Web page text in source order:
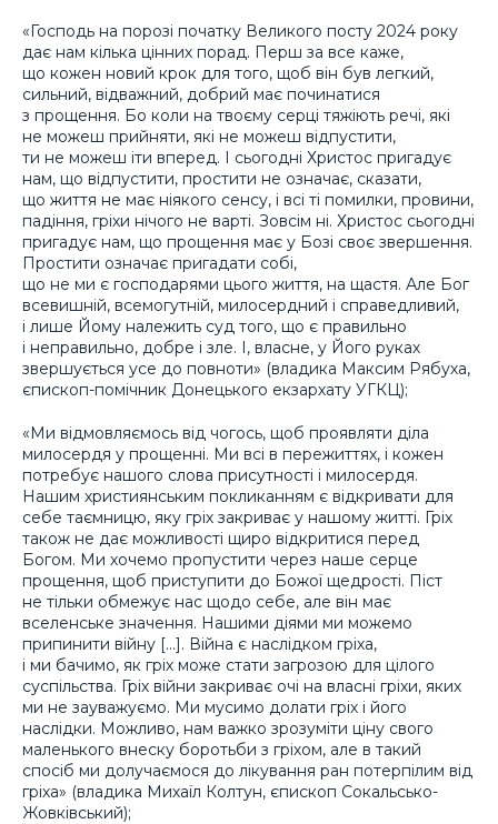
«Господь на порозі початку Великого посту 2024 року
дає нам кілька цінних порад. Перш за все каже,
що кожен новий крок для того, щоб він був легкий,
сильний, відважний, добрий має починатися
з прощення. Бо коли на твоєму серці тяжіють речі, які
не можеш прийняти, які не можеш відпустити,
ти не можеш іти вперед. І сьогодні Христос пригадує
нам, що відпустити, простити не означає, сказати,
що життя не має ніякого сенсу, і всі ті помилки, провини,
падіння, гріхи нічого не варті. Зовсім ні. Христос сьогодні
пригадує нам, що прощення має у Бозі своє звершення.
Простити означає пригадати собі,
що не ми є господарями цього життя, на щастя. Але Бог
всевишній, всемогутній, милосердний і справедливий,
і лише Йому належить суд того, що є правильно
і неправильно, добре і зле. І, власне, у Його руках
звершується усе до повноти» (владика Максим Рябуха,
єпископ-помічник Донецького екзархату УГКЦ);
«Ми відмовляємось від чогось, щоб проявляти діла
милосердя у прощенні. Ми всі в пережиттях, і кожен
потребує нашого слова присутності і милосердя.
Нашим християнським покликанням є відкривати для
себе таємницю, яку гріх закриває у нашому житті. Гріх
також не дає можливості щиро відкритися перед
Богом. Ми хочемо пропустити через наше серце
прощення, щоб приступити до Божої щедрості. Піст
не тільки обмежує нас щодо себе, але він має
вселенське значення. Нашими діями ми можемо
припинити війну […]. Війна є наслідком гріха,
і ми бачимо, як гріх може стати загрозою для цілого
суспільства. Гріх війни закриває очі на власні гріхи, яких
ми не зауважуємо. Ми мусимо долати гріх і його
наслідки. Можливо, нам важко зрозуміти ціну свого
маленького внеску боротьби з гріхом, але в такий
спосіб ми долучаємося до лікування ран потерпілим від
гріха» (владика Михаїл Колтун, єпископ Сокальсько-
Жовківський);